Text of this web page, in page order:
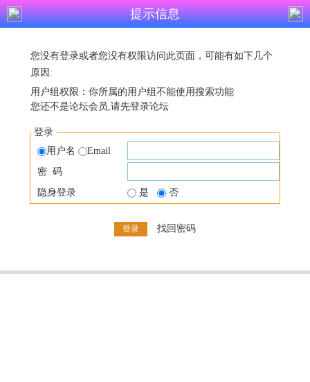
提示信息
您没有登录或者您没有权限访问此页面，可能有如下几个
原因:
用户组权限：你所属的用户组不能使用搜索功能
您还不是论坛会员,请先登录论坛
登录
用户名
Email
密 码
隐身登录
是 否
找回密码